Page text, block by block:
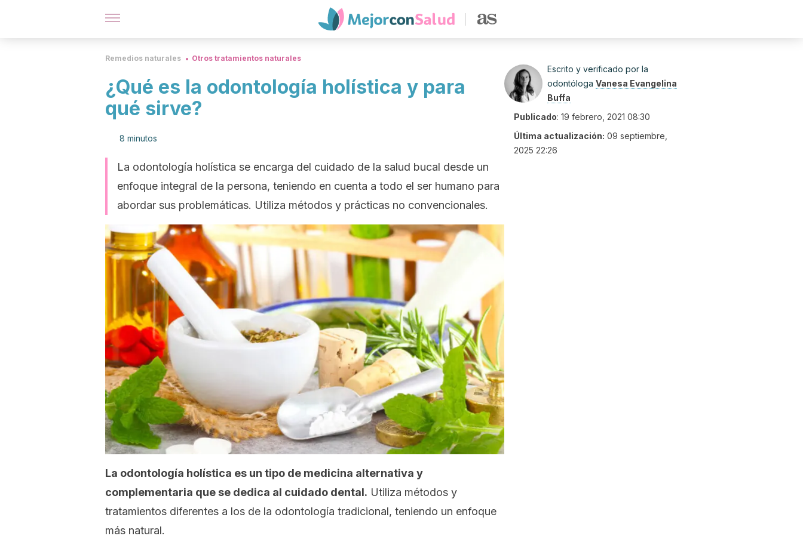
Remedios naturales Otros tratamientos naturales
¿Qué es la odontología holística y para
qué sirve?
8 minutos
La odontología holística se encarga del cuidado de la salud bucal desde un
enfoque integral de la persona, teniendo en cuenta a todo el ser humano para
abordar sus problemáticas. Utiliza métodos y prácticas no convencionales.
La odontología holística es un tipo de medicina alternativa y
complementaria que se dedica al cuidado dental. Utiliza métodos y
tratamientos diferentes a los de la odontología tradicional, teniendo un enfoque
más natural.
Escrito y verificado por la
odontóloga Vanesa Evangelina
Buffa
Publicado: 19 febrero, 2021 08:30
Última actualización: 09 septiembre,
2025 22:26